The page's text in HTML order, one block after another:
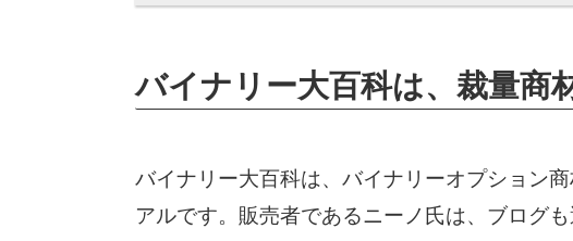
バイナリー大百科は、裁量商
バイナリー大百科は、バイナリーオプション
アルです。販売者であるニーノ氏は、ブログも